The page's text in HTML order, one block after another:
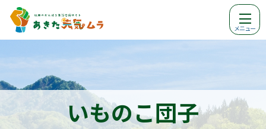
メニュー
いものこ団子